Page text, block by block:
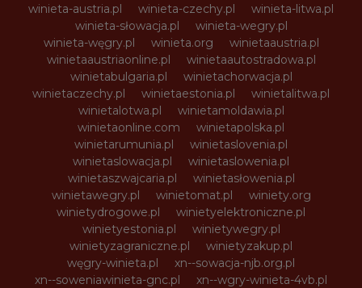
winieta-austria.pl
winieta-czechy.pl
winieta-litwa.pl
winieta-słowacja.pl
winieta-wegry.pl
winieta-węgry.pl
winieta.org
winietaaustria.pl
winietaaustriaonline.pl
winietaautostradowa.pl
winietabulgaria.pl
winietachorwacja.pl
winietaczechy.pl
winietaestonia.pl
winietalitwa.pl
winietalotwa.pl
winietamoldawia.pl
winietaonline.com
winietapolska.pl
winietarumunia.pl
winietaslovenia.pl
winietaslowacja.pl
winietaslowenia.pl
winietaszwajcaria.pl
winietasłowenia.pl
winietawegry.pl
winietomat.pl
winiety.org
winietydrogowe.pl
winietyelektroniczne.pl
winietyestonia.pl
winietywegry.pl
winietyzagraniczne.pl
winietyzakup.pl
węgry-winieta.pl
xn--sowacja-njb.org.pl
xn--soweniawinieta-gnc.pl
xn--wgry-winieta-4vb.pl